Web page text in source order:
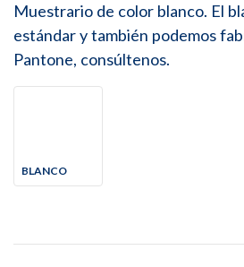
Muestrario de color blanco. El
estándar y también podemos
Pantone, consúltenos.
BLANCO